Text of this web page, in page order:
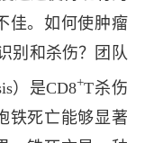
佳。如何使肿瘤
别和杀伤？团队
）是CD8+T杀伤
铁死亡能够显著